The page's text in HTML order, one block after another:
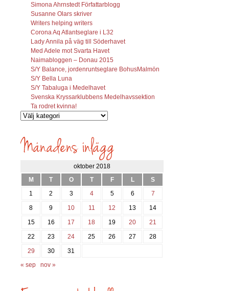
Simona Ahrnstedt Författarblogg
Susanne Olars skriver
Writers helping writers
Corona Aq Atlantseglare i L32
Lady Annila på väg till Söderhavet
Med Adele mot Svarta Havet
Naimabloggen – Donau 2015
S/Y Balance, jordenruntseglare BohusMalmön
S/Y Bella Luna
S/Y Tabaluga i Medelhavet
Svenska Kryssarklubbens Medelhavssektion
Ta rodret kvinna!
Vilka
söks?
oktober 2018
M
T O T F L
S
1
2 3 4 5 6
7
8
9 10 11 12 13
14
15
16 17 18 19 20
21
22
23 24 25 26 27
28
29
30
31
« sep
nov »